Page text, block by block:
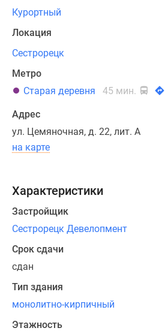
стен
использовались
минераловатные
плиты,
отличаются
превосходными
характеристиками.
Высота
секций
варьируется
от
6
7
этажей.
Покупателям
доступны
студии,
Курортный
Локация
Сестрорецк
Метро
Старая деревня
45 мин.
Адрес
ул. Цемяночная, д. 22, лит. А
на карте
Характеристики
Застройщик
Сестрорецк Девелопмент
Срок сдачи
сдан
Тип здания
монолитно-кирпичный
Этажность